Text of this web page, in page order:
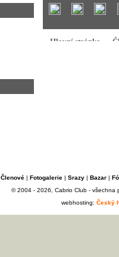
Členové| Fotogalerie| Srazy| Bazar|
© 2004 - 2026, Cabrio Club - všechna
webhosting: Český